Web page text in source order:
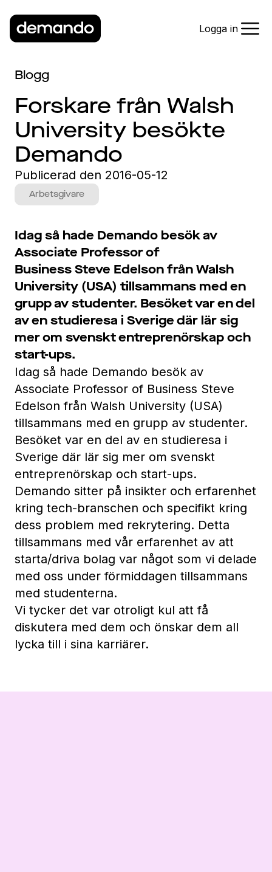
Logga in
Blogg
Forskare från Walsh
University besökte
Demando
Publicerad den 2016-05-12
Arbetsgivare
Idag så hade Demando besök av
Associate Professor of
Business Steve Edelson från Walsh
University (USA) tillsammans med en
grupp av studenter. Besöket var en del
av en studieresa i Sverige där lär sig
mer om svenskt entreprenörskap och
start-ups.
Idag så hade Demando besök av
Associate Professor of Business Steve
Edelson från Walsh University (USA)
tillsammans med en grupp av studenter.
Besöket var en del av en studieresa i
Sverige där lär sig mer om svenskt
entreprenörskap och start-ups.
Demando sitter på insikter och erfarenhet
kring tech-branschen och specifikt kring
dess problem med rekrytering. Detta
tillsammans med vår erfarenhet av att
starta/driva bolag var något som vi delade
med oss under förmiddagen tillsammans
med studenterna.
Vi tycker det var otroligt kul att få
diskutera med dem och önskar dem all
lycka till i sina karriärer.